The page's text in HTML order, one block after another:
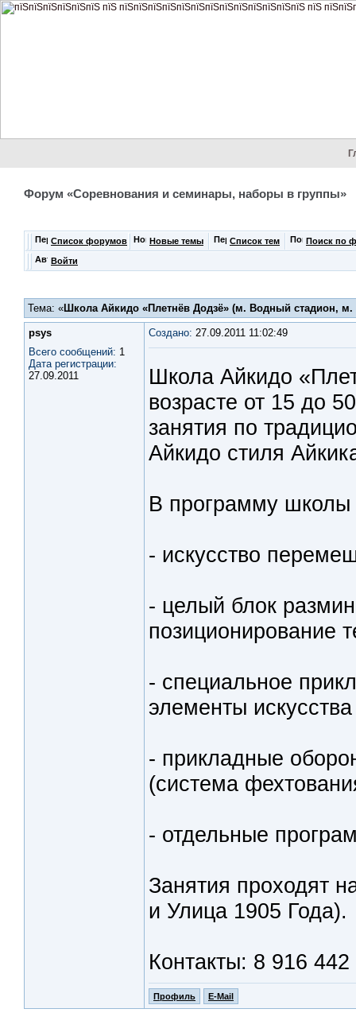
Форум «Соревнования и семинары, наборы в группы»
Список форумов Новые темы Список тем Поиск по
Войти
Тема: «Школа Айкидо «Плетнёв Додзё» (м. Водный стадион, м.
psys
Всего сообщений: 1
Дата регистрации:
27.09.2011
Создано: 27.09.2011 11:02:49
Школа Айкидо
возрасте от 15 до
занятия по
Айкидо стиля
В программу школы
- искусство
- целый блок
позиционирование
- специальное
элементы
- прикладные
(система
- отдельные
Занятия проходят
и Улица 1905 Года).
Контакты: 8 916
Профиль E-Mail